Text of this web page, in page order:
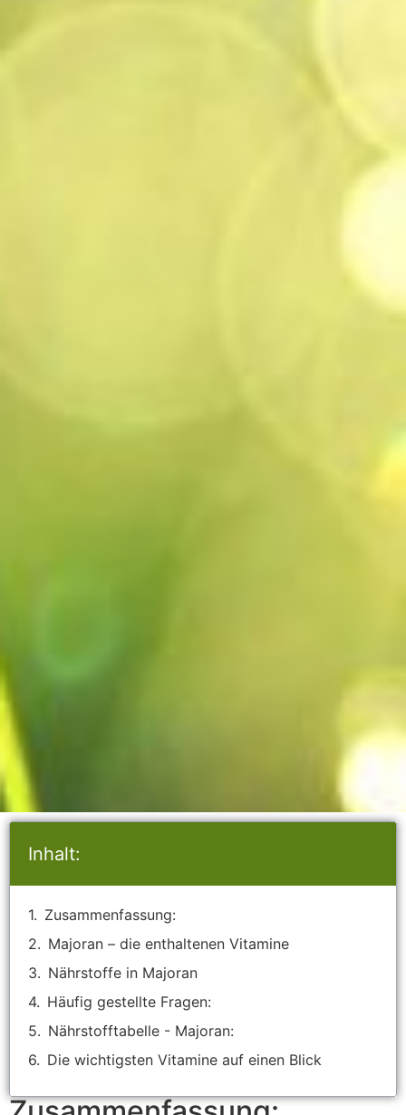
Inhalt:
Zusammenfassung:
Majoran – die enthaltenen Vitamine
Nährstoffe in Majoran
Häufig gestellte Fragen:
Nährstofftabelle - Majoran:
Die wichtigsten Vitamine auf einen Blick